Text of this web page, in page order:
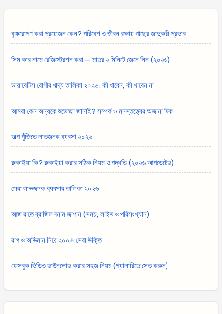
বৃক্ষরোপণ করা প্রয়োজন কেন? পরিবেশ ও জীবন রক্ষায় গাছের জাদুকরী প্রভাব
সিম কার নামে রেজিস্ট্রেশন করা — মাত্র ২ মিনিটে জেনে নিন (২০২৬)
ডায়াবেটিস রোগীর খাদ্য তালিকা ২০২৬: কী খাবেন, কী খাবেন না
আমরা কেন অন্যকে শুভেচ্ছা জানাই? সম্পর্ক ও মনস্তত্ত্বের অজানা দিক
অল্প পুঁজিতে লাভজনক ব্যবসা ২০২৬
রুকাইয়া কি? রুকাইয়া করার সঠিক নিয়ম ও পদ্ধতি (২০২৬ আপডেটেড)
সেরা লাভজনক ব্যবসার তালিকা ২০২৬
আজ রাতে ব্রাজিল বনাম জাপান (সময়, লাইভ ও পরিসংখ্যান)
রাগ ও অভিমান নিয়ে ২০০+ সেরা উক্তি
ফেসবুক ভিডিও ডাউনলোড করার সহজ নিয়ম (গ্যালারিতে সেভ করুন)